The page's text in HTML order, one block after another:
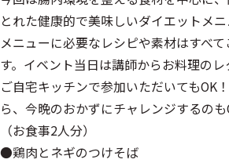
とれた健康的で美味しいダイエットメニ
メニューに必要なレシピや素材はすべ
す。イベント当日は講師からお料理のレ
ご自宅キッチンで参加いただいてもOK
ら、今晩のおかずにチャレンジするのも
（お食事2人分）
●鶏肉とネギのつけそば